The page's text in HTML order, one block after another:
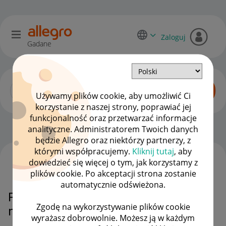
Używamy plików cookie, aby umożliwić Ci
korzystanie z naszej strony, poprawiać jej
funkcjonalność oraz przetwarzać informacje
analityczne. Administratorem Twoich danych
będzie Allegro oraz niektórzy partnerzy, z
którymi współpracujemy. Kliknij tutaj, aby
dowiedzieć się więcej o tym, jak korzystamy z
plików cookie. Po akceptacji strona zostanie
automatycznie odświeżona.
Zgodę na wykorzystywanie plików cookie
wyrażasz dobrowolnie. Możesz ją w każdym
Gadane
Zaloguj
Dyskusje kupujących OPCJE
Płatność blikiem i brak pieniędzy
na koncie
WSZYSTKIE TEMATY